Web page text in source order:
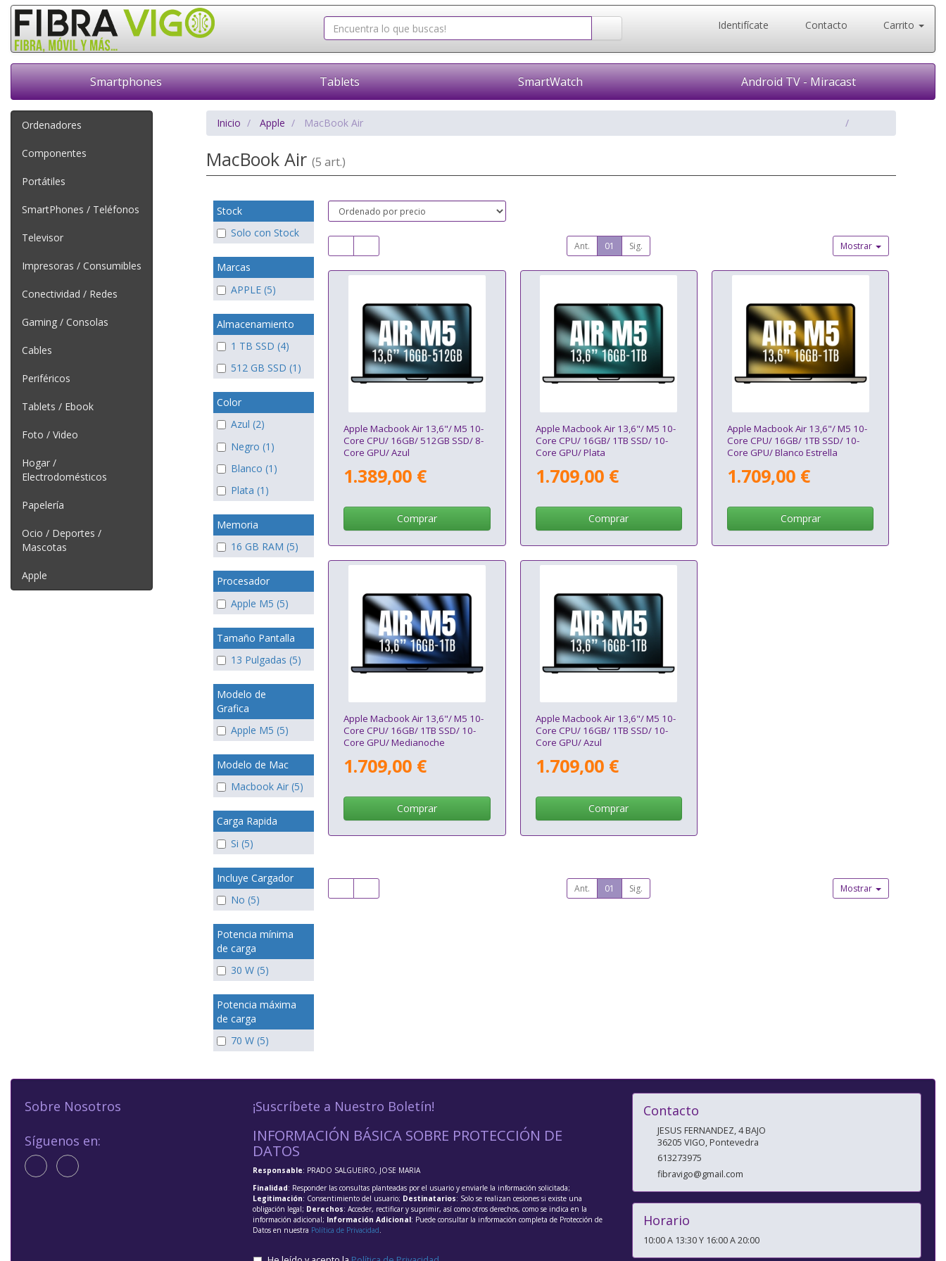
Identifícate Contacto Carrito
Smartphones Tablets SmartWatch Android TV - Miracast
Ordenadores
Componentes
Portátiles
SmartPhones / Teléfonos
Televisor
Impresoras / Consumibles
Conectividad / Redes
Gaming / Consolas
Cables
Periféricos
Tablets / Ebook
Foto / Video
Hogar /
Electrodomésticos
Papelería
Ocio / Deportes /
Mascotas
Apple
Inicio Apple MacBook Air
MacBook Air (5 art.)
Stock
Solo con Stock
Marcas
APPLE (5)
Almacenamiento
1 TB SSD (4)
512 GB SSD (1)
Color
Azul (2)
Negro (1)
Blanco (1)
Plata (1)
Memoria
16 GB RAM (5)
Procesador
Apple M5 (5)
Tamaño Pantalla
13 Pulgadas (5)
Modelo de
Grafica
Apple M5 (5)
Modelo de Mac
Macbook Air (5)
Carga Rapida
Si (5)
Incluye Cargador
No (5)
Potencia mínima
de carga
30 W (5)
Potencia máxima
de carga
70 W (5)
Ant. 01 Sig. Mostrar
Apple Macbook Air 13,6"/ M5 10-
Core CPU/ 16GB/ 512GB SSD/ 8-
Core GPU/ Azul
1.389,00 €
Comprar
Apple Macbook Air 13,6"/ M5 10-
Core CPU/ 16GB/ 1TB SSD/ 10-
Core GPU/ Plata
1.709,00 €
Comprar
Apple Macbook Air 13,6"/ M5 10-
Core CPU/ 16GB/ 1TB SSD/ 10-
Core GPU/ Blanco Estrella
1.709,00 €
Comprar
Apple Macbook Air 13,6"/ M5 10-
Core CPU/ 16GB/ 1TB SSD/ 10-
Core GPU/ Medianoche
1.709,00 €
Comprar
Apple Macbook Air 13,6"/ M5 10-
Core CPU/ 16GB/ 1TB SSD/ 10-
Core GPU/ Azul
1.709,00 €
Comprar
Ant. 01 Sig. Mostrar
Sobre Nosotros
Síguenos en:
¡Suscríbete a Nuestro Boletín!
INFORMACIÓN BÁSICA SOBRE PROTECCIÓN DE
DATOS
Responsable: PRADO SALGUEIRO, JOSE MARIA
Finalidad: Responder las consultas planteadas por el usuario y enviarle la información solicitada;
Legitimación: Consentimiento del usuario; Destinatarios: Solo se realizan cesiones si existe una
obligación legal; Derechos: Acceder, rectificar y suprimir, así como otros derechos, como se indica en la
información adicional; Información Adicional: Puede consultar la información completa de Protección de
Datos en nuestra Política de Privacidad.
Contacto
JESUS FERNANDEZ, 4 BAJO
36205 VIGO,Pontevedra
613273975
fibravigo@gmail.com
Horario
10:00 A 13:30 Y 16:00 A 20:00